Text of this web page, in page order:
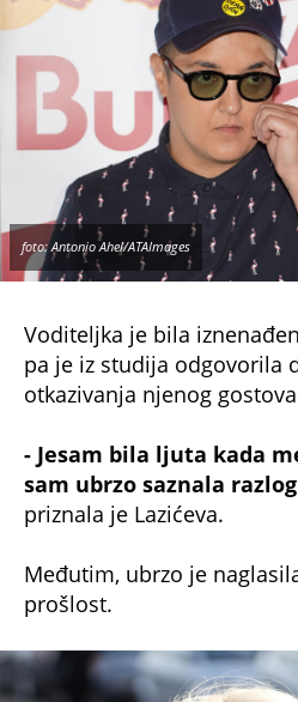
foto: Antonio Ahel/ATAImages
Voditeljka je bila
pa je iz studija odgovorila
otkazivanja njenog
- Jesam bila ljuta kada
sam ubrzo saznala
priznala je Lazićeva.
Međutim, ubrzo je
prošlost.